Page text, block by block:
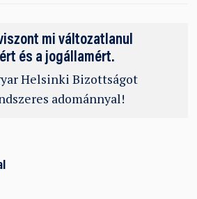
mi változatlanul
és a jogállamért.
Helsinki Bizottságot
adománnyal!